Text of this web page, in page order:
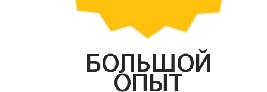
БОЛЬШОЙ
ОПЫТ